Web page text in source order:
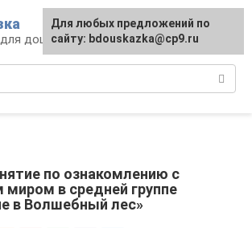
дошкольников
по ознакомлению с
в средней группе
в Волшебный лес»
Для любых предложений по
сайту: bdouskazka@cp9.ru